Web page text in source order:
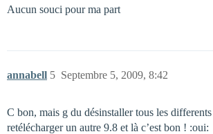
Aucun souci pour ma part
annabell Septembre 5, 2009, 8:42
5
C bon, mais g du désinstaller tous les
retélécharger un autre 9.8 et là c’est bon ! :oui: